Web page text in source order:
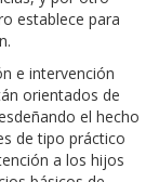
establece para
e intervención
orientados de
el hecho
de tipo práctico
a los hijos